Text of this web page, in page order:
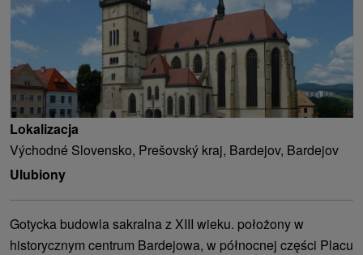
Lokalizacja
Východné Slovensko, Prešovský kraj, Bardejov, Bardejov
Ulubiony
Gotycka budowla sakralna z XIII wieku. położony w
historycznym centrum Bardejowa, w północnej części Placu